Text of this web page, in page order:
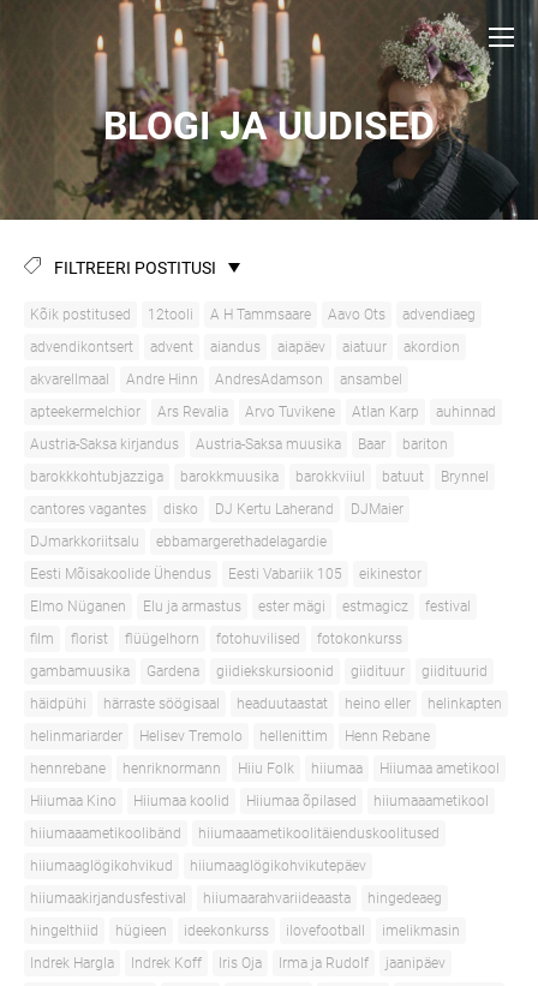
BLOGI JA UUDISED
FILTREERI POSTITUSI
Kõik postitused 12tooli A H Tammsaare Aavo Ots
advendiaeg
advendikontsert
advent aiandus aiapäev aiatuur
akordion
akvarellmaal
Andre Hinn AndresAdamson
ansambel
apteekermelchior
Ars Revalia Arvo Tuvikene Atlan Karp
auhinnad
Austria-Saksa kirjandus
Austria-Saksa muusika Baar
bariton
barokkkohtubjazziga
barokkmuusika barokkviiul batuut
Brynnel
cantores vagantes
disko DJ Kertu Laherand
DJMaier
DJmarkkoriitsalu
ebbamargerethadelagardie
Eesti Mõisakoolide Ühendus
Eesti Vabariik 105
eikinestor
Elmo Nüganen
Elu ja armastus ester mägi estmagicz
festival
film
florist flüügelhorn fotohuvilised
fotokonkurss
gambamuusika
Gardena giidiekskursioonid giidituur
giidituurid
häidpühi
härraste söögisaal headuutaastat heino eller
helinkapten
helinmariarder
Helisev Tremolo hellenittim
Henn Rebane
hennrebane
henriknormann Hiiu Folk hiiumaa
Hiiumaa ametikool
Hiiumaa Kino
Hiiumaa koolid Hiiumaa õpilased
hiiumaaametikool
hiiumaaametikoolibänd
hiiumaaametikoolitäienduskoolitused
hiiumaaglögikohvikud
hiiumaaglögikohvikutepäev
hiiumaakirjandusfestival
hiiumaarahvariideaasta
hingedeaeg
hingelthiid
hügieen ideekonkurss ilovefootball
imelikmasin
Indrek Hargla
Indrek Koff Iris Oja Irma ja Rudolf
jaanipäev